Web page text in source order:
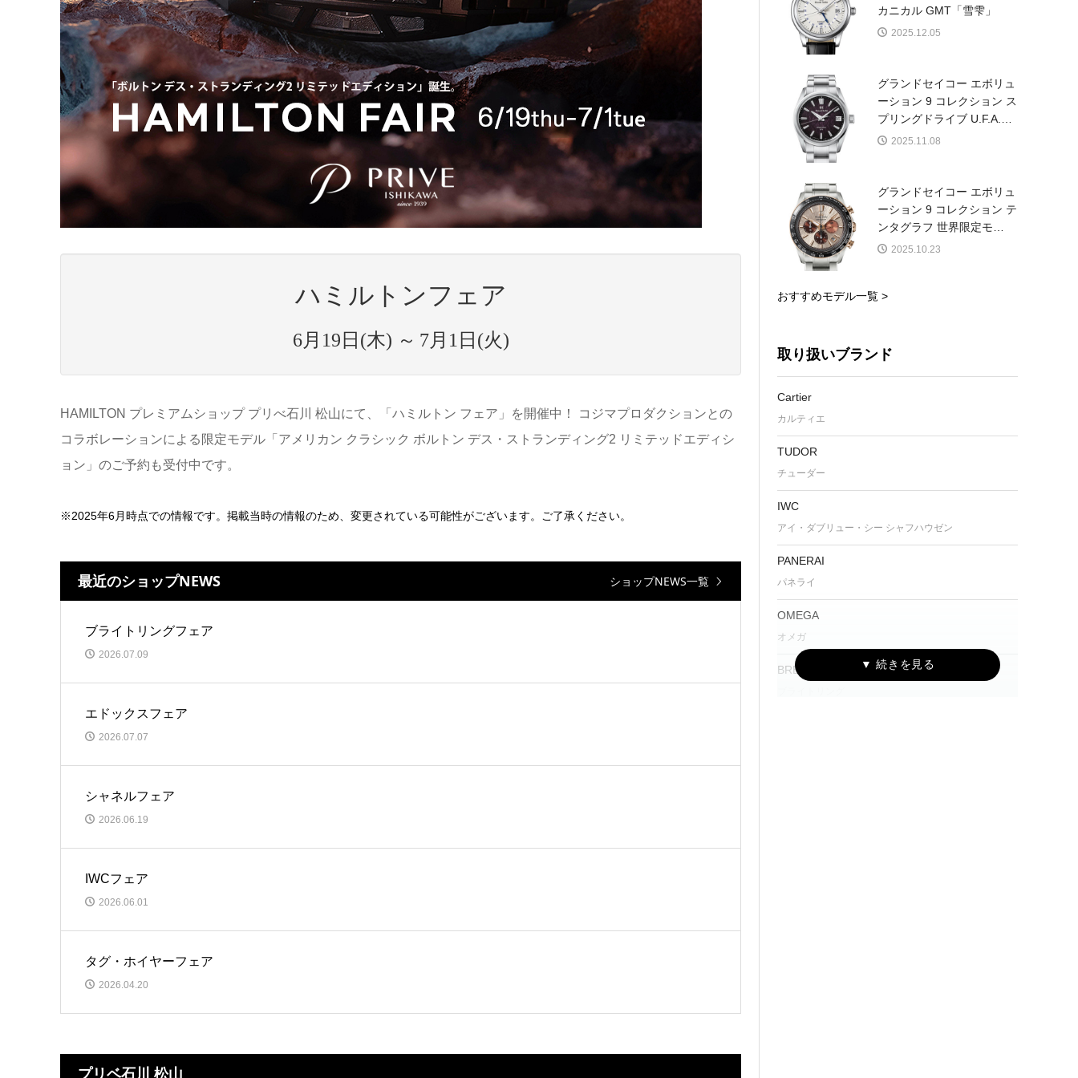
ハミルトンフェア
6月19日(木) ～ 7月1日(火)
HAMILTON プレミアムショップ プリべ石川 松山にて、「ハミルトン フェア」を開催中！ コジマプロダクションとの
コラボレーションによる限定モデル「アメリカン クラシック ボルトン デス・ストランディング2 リミテッドエディシ
ョン」のご予約も受付中です。
※2025年6月時点での情報です。掲載当時の情報のため、変更されている可能性がございます。ご了承ください。
最近のショップNEWS ショップNEWS一覧
ブライトリングフェア
2026.07.09
エドックスフェア
2026.07.07
シャネルフェア
2026.06.19
IWCフェア
2026.06.01
タグ・ホイヤーフェア
2026.04.20
プリベ石川 松山
カニカル GMT「雪雫」
2025.12.05
グランドセイコー エボリュ
ーション 9 コレクション ス
プリングドライブ U.F.A.…
2025.11.08
グランドセイコー エボリュ
ーション 9 コレクション テ
ンタグラフ 世界限定モ…
2025.10.23
おすすめモデル一覧 >
取り扱いブランド
Cartier
カルティエ
TUDOR
チューダー
IWC
アイ・ダブリュー・シー シャフハウゼン
PANERAI
パネライ
OMEGA
オメガ
BREITLING